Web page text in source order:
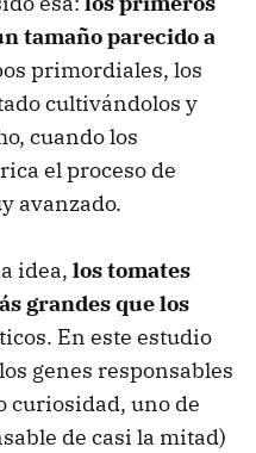
tamaño parecido a
primordiales, los
cultivándolos y
cuando los
el proceso de
avanzado.
idea, los tomates
grandes que los
En este estudio
genes responsables
curiosidad, uno de
de casi la mitad)